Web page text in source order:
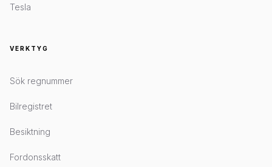
Tesla
VERKTYG
Sök regnummer
Bilregistret
Besiktning
Fordonsskatt